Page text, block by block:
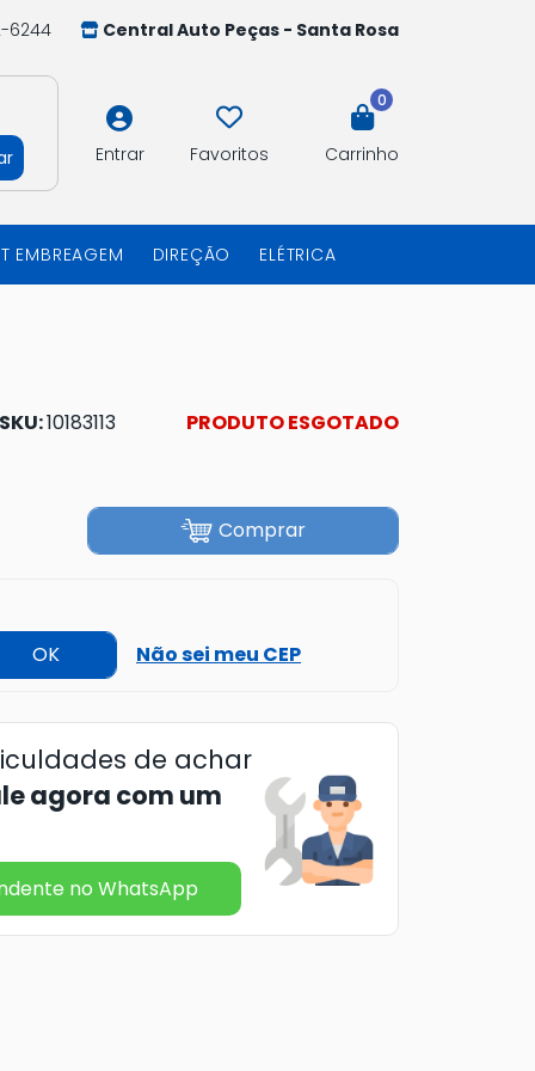
6244 Central Auto Peças - Santa Rosa
Entrar Favoritos
0
Carrinho
EMBREAGEM DIREÇÃO ELÉTRICA
SKU:10183113 PRODUTO ESGOTADO
Comprar
OK Não sei meu CEP
de achar
agora com um
no WhatsApp